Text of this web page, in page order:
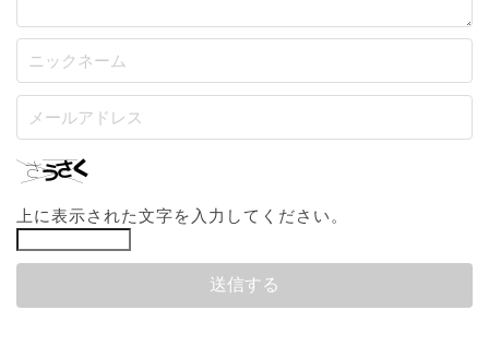
上に表示された文字を入力してください。